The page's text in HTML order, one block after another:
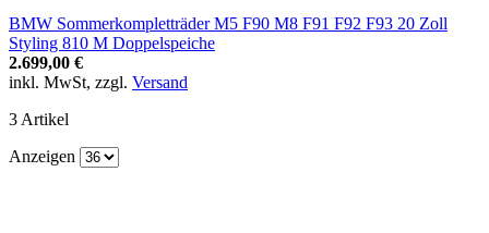
BMW Sommerkompletträder M5 F90 M8 F91 F92 F93 20 Zoll
Styling 810 M Doppelspeiche
2.699,00 €
inkl. MwSt, zzgl. Versand
3 Artikel
Anzeigen